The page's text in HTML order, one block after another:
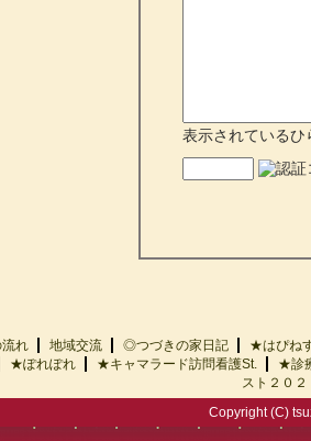
表示されているひ
れ 地域交流 ◎つづきの家日記
★はぴ
★ぽれぽれ ★キャマラード訪問看護St.
★診
スト２０２
Copyright (C)